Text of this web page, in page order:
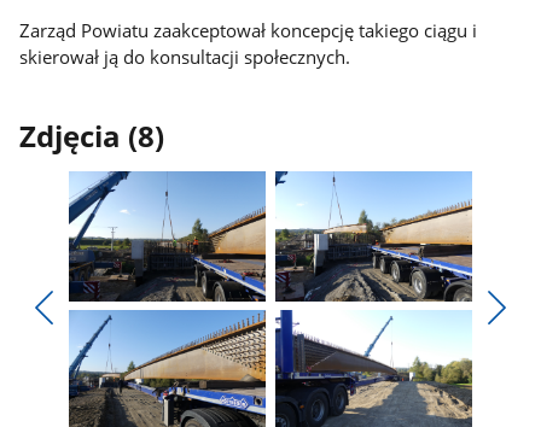
Zarząd Powiatu zaakceptował koncepcję takiego ciągu i
skierował ją do konsultacji społecznych.
Zdjęcia (8)
Pokaż
poprzednie
zdjęcia
Pokaż
zdjęcie
1
z
galerii.
Pokaż
zdjęcie
2
z
galerii.